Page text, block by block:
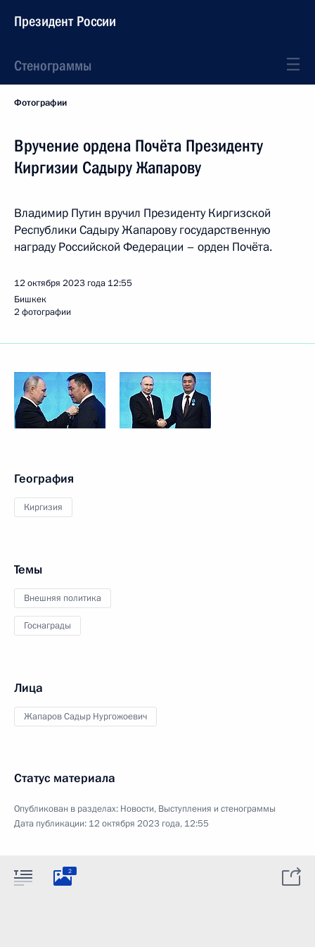
Президент России
Стенограммы
Фотографии
Вручение ордена Почёта Президенту
Киргизии Садыру Жапарову
Владимир Путин вручил Президенту Киргизской
Республики Садыру Жапарову государственную
награду Российской Федерации – орден Почёта.
12 октября 2023 года 12:55
Бишкек
2 фотографии
География
Киргизия
Темы
Внешняя политика
Госнаграды
Лица
Жапаров Садыр Нургожоевич
Статус материала
Опубликован в разделах: Новости, Выступления и стенограммы
Дата публикации: 12 октября 2023 года, 12:55
2